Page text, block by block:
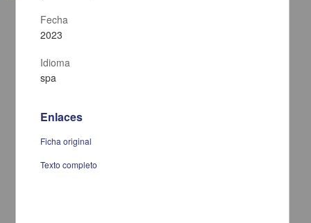
Fecha
2023
Idioma
spa
Enlaces
Ficha original
Texto completo